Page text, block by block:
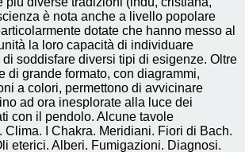
è nota anche a livello popolare
dotate che hanno messo al
la loro capacità di individuare
di soddisfare diversi tipi di esigenze. Oltre
di grande formato, con diagrammi,
a colori, permettono di avvicinare
ad ora inesplorate alla luce dei
con il pendolo. Alcune tavole
Clima. I Chakra. Meridiani. Fiori di Bach.
eterici. Alberi. Fumigazioni. Diagnosi.